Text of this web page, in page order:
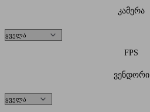
კამერა
FPS
ვენდორი